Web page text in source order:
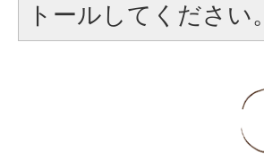
トールしてください。